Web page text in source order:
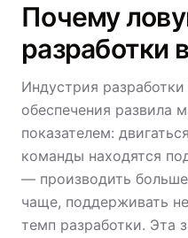
Почему
разработки
Индустрия
обеспечения развила
показателем:
команды находятся
— производить
чаще, поддерживать
темп разработки. Эта